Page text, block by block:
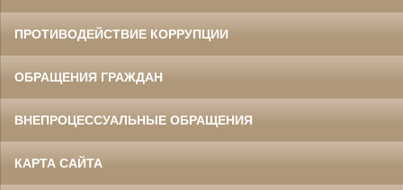
ПРОТИВОДЕЙСТВИЕ КОРРУПЦИИ
ОБРАЩЕНИЯ ГРАЖДАН
ВНЕПРОЦЕССУАЛЬНЫЕ ОБРАЩЕНИЯ
КАРТА САЙТА